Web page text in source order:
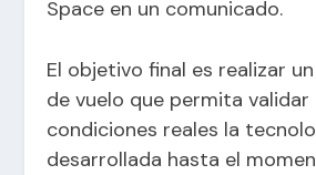
Space en un comunicado.
El objetivo final es realizar
de vuelo que permita validar
condiciones reales la
desarrollada hasta el